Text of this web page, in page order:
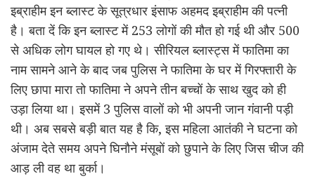
इब्राहीम इन ब्लास्ट के सूत्रधार इंसाफ अहमद इब्राहीम की पत्नी
है। बता दें कि इन ब्लास्ट में 253 लोगों की मौत हो गई थी और 500
से अधिक लोग घायल हो गए थे। सीरियल ब्लास्ट्स में फातिमा का
नाम सामने आने के बाद जब पुलिस ने फातिमा के घर में गिरफ्तारी के
लिए छापा मारा तो फातिमा ने अपने तीन बच्चों के साथ खुद को ही
उड़ा लिया था। इसमें 3 पुलिस वालों को भी अपनी जान गंवानी पड़ी
थी। अब सबसे बड़ी बात यह है कि, इस महिला आतंकी ने घटना को
अंजाम देते समय अपने घिनौने मंसूबों को छुपाने के लिए जिस चीज की
आड़ ली वह था बुर्का।